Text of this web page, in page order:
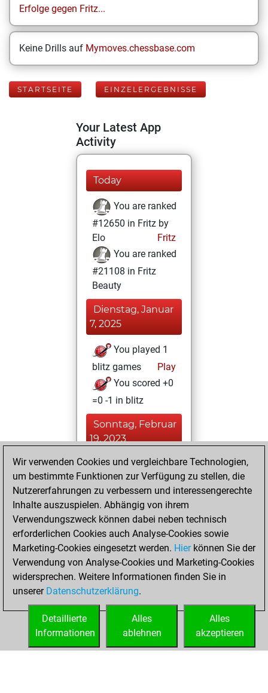
Erfolge gegen Fritz...
Keine Drills auf Mymoves.chessbase.com
STARTSEITE EINZELERGEBNISSE
Your Latest App
Activity
Today
You are ranked
#12650 in Fritz by
Elo
Fritz
You are ranked
#21108 in Fritz
Beauty
Dienstag, Januar
7, 2025
You played 1
blitz games
Play
You scored +0
=0 -1 in blitz
Sonntag, Februar
19, 2023
You achieved a
BeautyScore of 2
Fritz
achieved a new Elo
of 1591
Dienstag,
Februar 7, 2023
You created
your Fritz account
Wir verwenden Cookies und vergleichbare Technologien,
um bestimmte Funktionen zur Verfügung zu stellen, die
Nutzererfahrungen zu verbessern und interessengerechte
Inhalte auszuspielen. Abhängig von ihrem
Verwendungszweck können dabei neben technisch
erforderlichen Cookies auch Analyse-Cookies sowie
Marketing-Cookies eingesetzt werden. Hierkönnen Sie der
Verwendung von Analyse-Cookies und Marketing-Cookies
widersprechen. Weitere Informationen finden Sie in
unserer Datenschutzerklärung.
Alles
akzeptieren
Alles
ablehnen
Detaillierte
Informationen